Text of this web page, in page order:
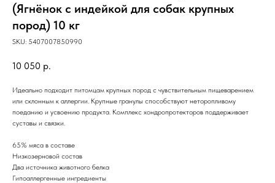
(Ягнёнок с индейкой для собак крупных
пород) 10 кг
SKU: 5407007850990
10 050 р.
Идеально подходит питомцам крупных пород с чувствительным пищеварением
или склонным к аллергии. Крупные гранулы способствуют неторопливому
поеданию и усвоению продукта. Комплекс хондропротекторов поддерживает
суставы и связки.
65% мяса в составе
Низкозерновой состав
Два источника животного белка
Гипоаллергенные ингредиенты